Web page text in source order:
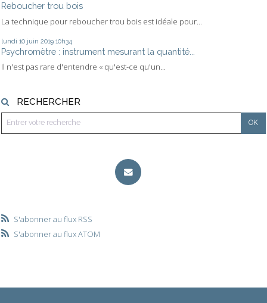
Reboucher trou bois
La technique pour reboucher trou bois est idéale pour...
lundi 10 juin 2019 10h34
Psychromètre : instrument mesurant la quantité...
Il n'est pas rare d'entendre « qu'est-ce qu'un...
RECHERCHER
S'abonner au flux RSS
S'abonner au flux ATOM